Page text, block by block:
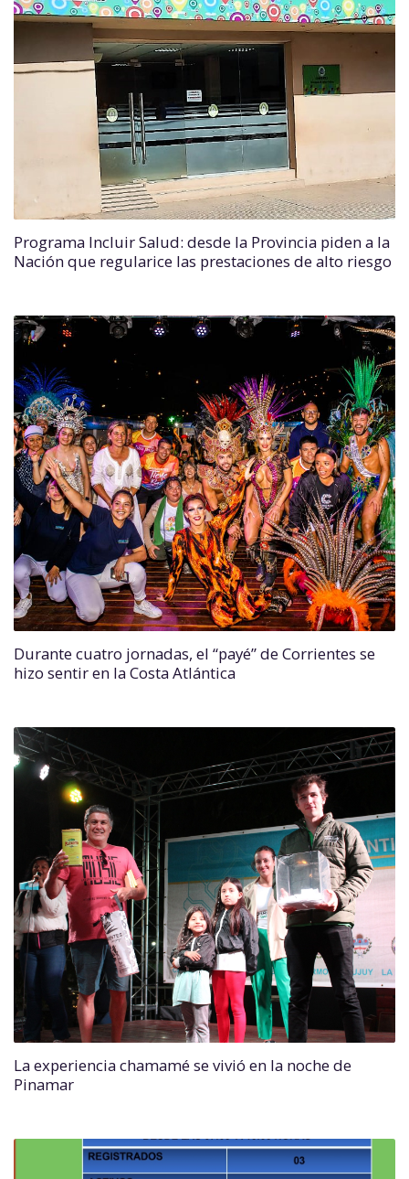
Programa Incluir Salud: desde la Provincia piden a la
Nación que regularice las prestaciones de alto riesgo
Durante cuatro jornadas, el “payé” de Corrientes se
hizo sentir en la Costa Atlántica
La experiencia chamamé se vivió en la noche de
Pinamar